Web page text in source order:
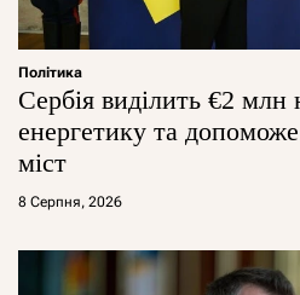
Політика
Сербія виділить €2 млн
енергетику та допоможе
міст
8 Серпня, 2026